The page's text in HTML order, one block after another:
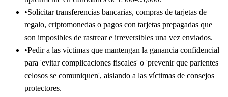
•Solicitar transferencias bancarias, compras de tarjetas de
regalo, criptomonedas o pagos con tarjetas prepagadas que
son imposibles de rastrear e irreversibles una vez enviados.
•Pedir a las víctimas que mantengan la ganancia confidencial
para 'evitar complicaciones fiscales' o 'prevenir que parientes
celosos se comuniquen', aislando a las víctimas de consejos
protectores.